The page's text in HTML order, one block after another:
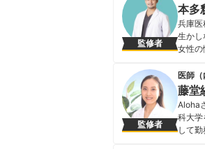
の窓」
ンサ
髙
監修者
本多
兵庫医
生かし
女性の
本
監修者
医師（
藤堂
Aloha
科大学
して